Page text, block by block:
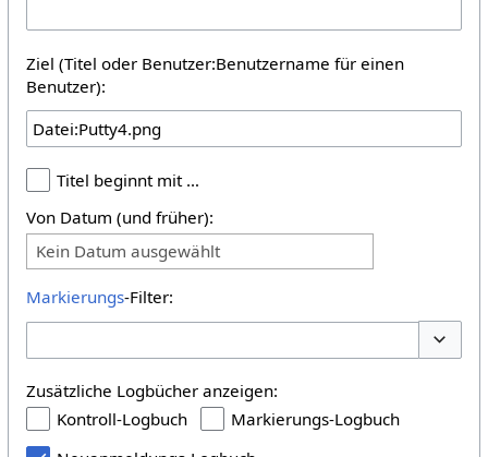
Ziel (Titel oder Benutzer:Benutzername für einen
Benutzer):
Titel beginnt mit …
Von Datum (und früher):
Kein Datum ausgewählt
Markierungs-Filter:
Zusätzliche Logbücher anzeigen:
Kontroll-Logbuch
Markierungs-Logbuch